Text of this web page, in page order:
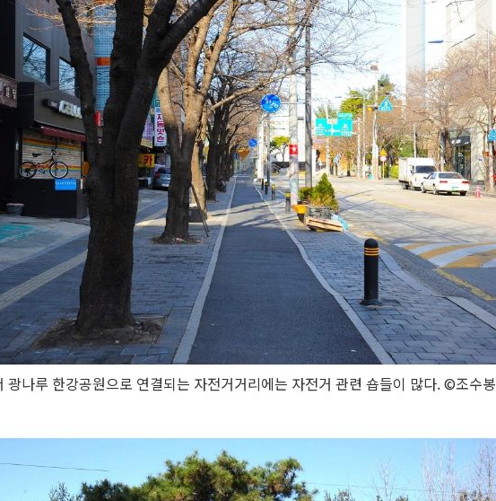
광나루 한강공원으로 연결되는 자전거거리에는 자전거 관련 숍들이 많다. ©조수봉